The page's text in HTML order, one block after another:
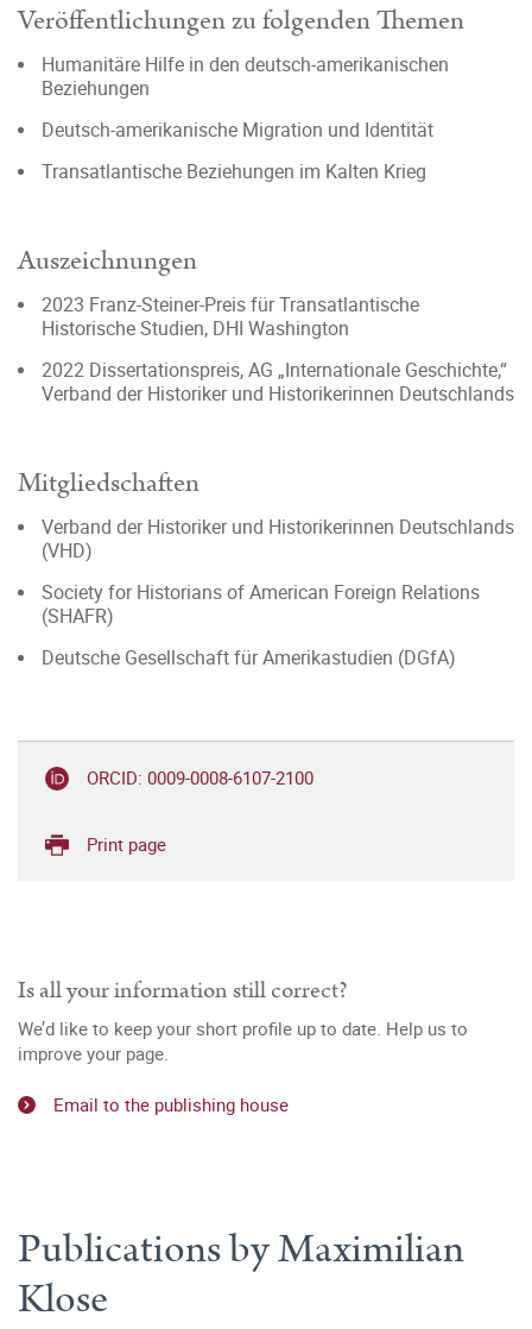
Veröffentlichungen zu folgenden Themen
Humanitäre Hilfe in den deutsch-amerikanischen
Beziehungen
Deutsch-amerikanische Migration und Identität
Transatlantische Beziehungen im Kalten Krieg
Auszeichnungen
2023 Franz-Steiner-Preis für Transatlantische
Historische Studien, DHI Washington
2022 Dissertationspreis, AG „Internationale Geschichte,“
Verband der Historiker und Historikerinnen Deutschlands
Mitgliedschaften
Verband der Historiker und Historikerinnen Deutschlands
(VHD)
Society for Historians of American Foreign Relations
(SHAFR)
Deutsche Gesellschaft für Amerikastudien (DGfA)
ORCID: 0009-0008-6107-2100
Print page
Is all your information still correct?
We’d like to keep your short profile up to date. Help us to
improve your page.
Email to the publishing house
Publications by Maximilian
Klose